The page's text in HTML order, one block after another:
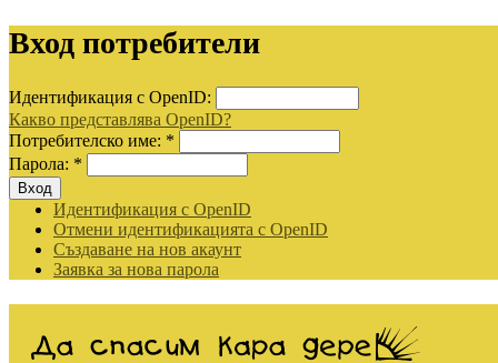
Вход потребители
Идентификация с OpenID:
Какво представлява OpenID?
Потребителско име: *
Парола: *
Идентификация с OpenID
Отмени идентификацията с OpenID
Създаване на нов акаунт
Заявка за нова парола